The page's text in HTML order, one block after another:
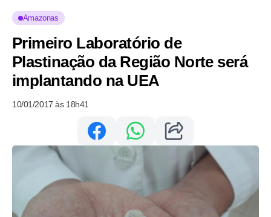
Amazonas
Primeiro Laboratório de
Plastinação da Região Norte será
implantando na UEA
10/01/2017 às 18h41